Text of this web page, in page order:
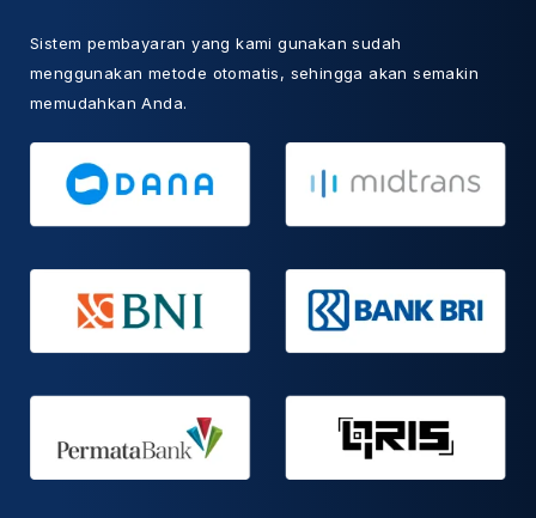
Sistem pembayaran yang kami gunakan sudah
menggunakan metode otomatis, sehingga akan semakin
memudahkan Anda.